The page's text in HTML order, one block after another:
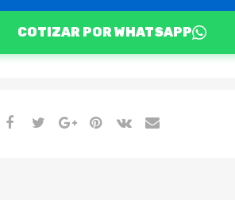
COTIZAR POR WHATSAPP